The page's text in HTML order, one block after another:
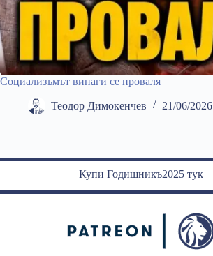
Социализъмът винаги се проваля
Теодор Димокенчев 21/06/2026
Купи Годишникъ2025 тук